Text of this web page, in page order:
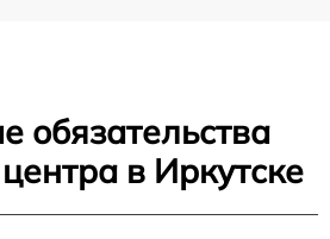
обязательства
в Иркутске